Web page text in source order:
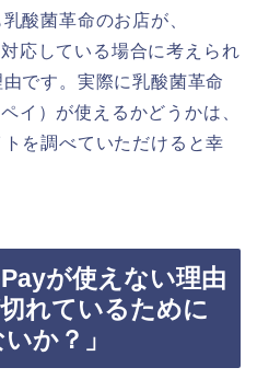
酸菌革命のお店が、
応している場合に考えられ
です。実際に乳酸菌革命
イ）が使えるかどうかは、
を調べていただけると幸
が使えない理由
れているために
か？」